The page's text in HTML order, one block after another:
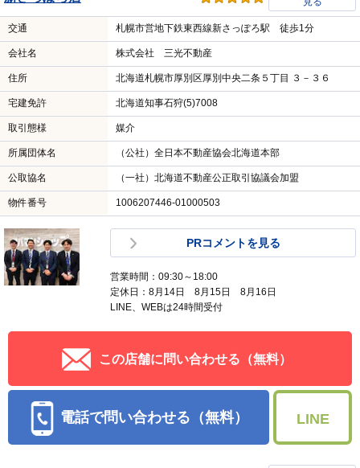
交通 札幌市営地下鉄東西線新さっぽろ駅 徒歩1分
会社名 株式会社 三光不動産
住所 北海道札幌市厚別区厚別中央二条５丁目 ３－３６
宅建免許 北海道知事石狩(5)7008
取引態様 媒介
所属団体名 （公社）全日本不動産協会北海道本部
公取協名 （一社）北海道不動産公正取引協議会加盟
物件番号 1006207446-01000503
PRコメントを見る
営業時間：09:30～18:00
定休日：8月14日 8月15日 8月16日
LINE、WEBは24時間受付
この店舗に問い合わせる（無料）
電話で問い合わせる（無料） LINE